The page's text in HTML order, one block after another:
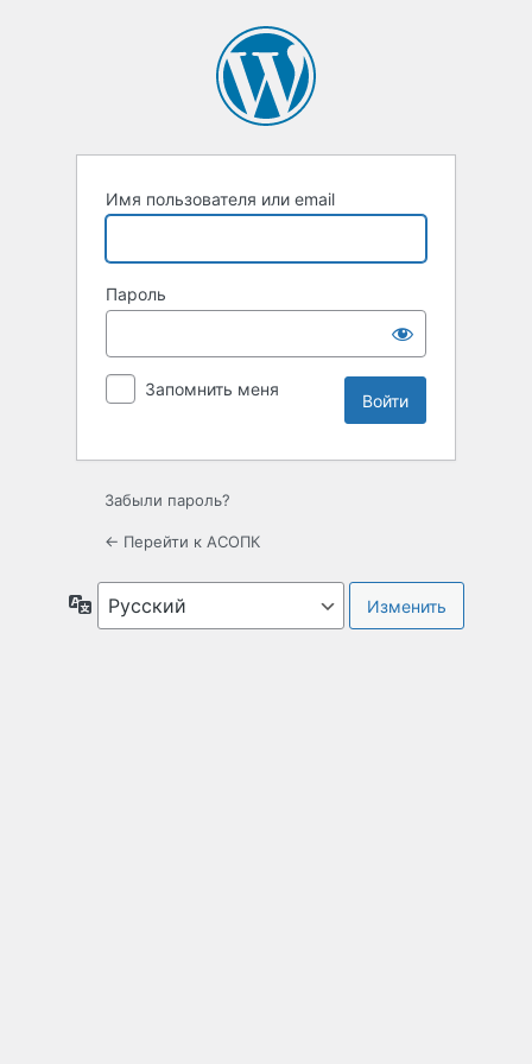
Имя пользователя или email
Пароль
Запомнить меня
Забыли пароль?
← Перейти к АСОПК
Язык